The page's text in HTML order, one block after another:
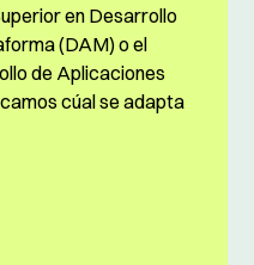
en Desarrollo
(DAM) o el
de Aplicaciones
cúal se adapta